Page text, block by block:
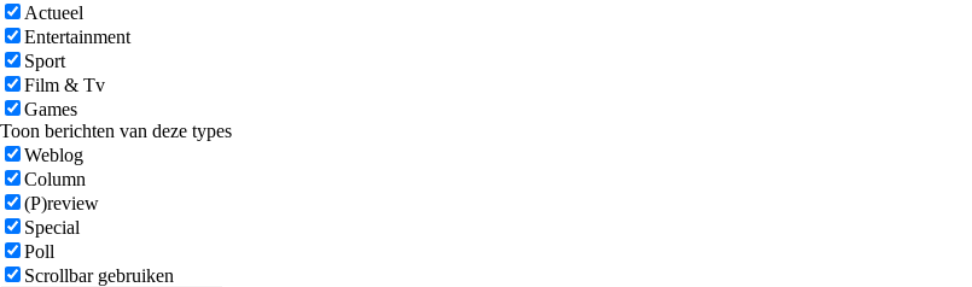
Actueel
Entertainment
Sport
Film & Tv
Games
Toon berichten van deze types
Weblog
Column
(P)review
Special
Poll
Scrollbar gebruiken